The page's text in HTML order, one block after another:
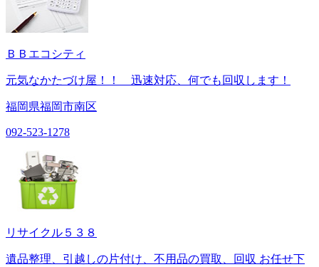
ＢＢエコシティ
元気なかたづけ屋！！ 迅速対応、何でも回収します！
福岡県福岡市南区
092-523-1278
リサイクル５３８
遺品整理、引越しの片付け、不用品の買取、回収 お任せ下